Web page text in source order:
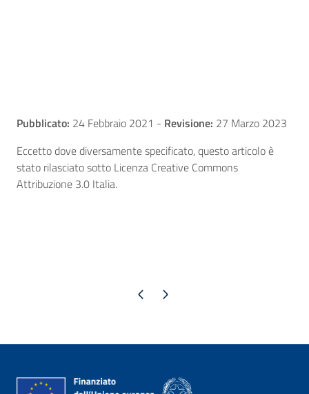
Pubblicato: 24 Febbraio 2021 - Revisione: 27 Marzo 2023
Eccetto dove diversamente specificato, questo articolo è
stato rilasciato sotto Licenza Creative Commons
Attribuzione 3.0 Italia.
Pagina precedente
Pagina successiva